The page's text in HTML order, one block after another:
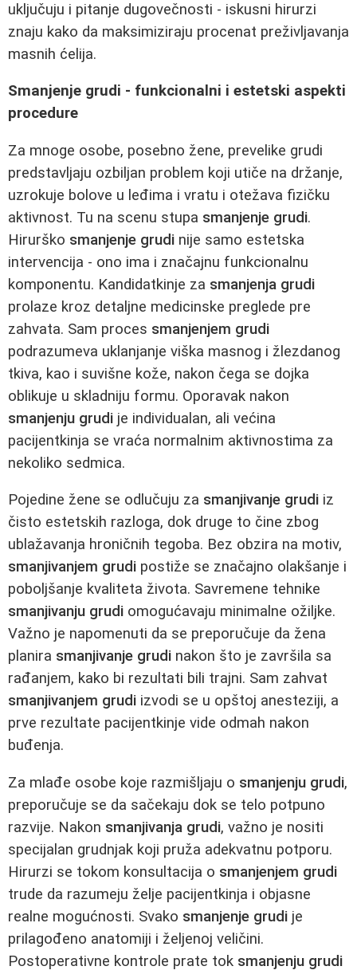
uključuju i pitanje dugovečnosti - iskusni hirurzi
znaju kako da maksimiziraju procenat preživljavanja
masnih ćelija.
Smanjenje grudi - funkcionalni i estetski aspekti
procedure
Za mnoge osobe, posebno žene, prevelike grudi
predstavljaju ozbiljan problem koji utiče na držanje,
uzrokuje bolove u leđima i vratu i otežava fizičku
aktivnost. Tu na scenu stupa smanjenje grudi.
Hirurško smanjenje grudi nije samo estetska
intervencija - ono ima i značajnu funkcionalnu
komponentu. Kandidatkinje za smanjenja grudi
prolaze kroz detaljne medicinske preglede pre
zahvata. Sam proces smanjenjem grudi
podrazumeva uklanjanje viška masnog i žlezdanog
tkiva, kao i suvišne kože, nakon čega se dojka
oblikuje u skladniju formu. Oporavak nakon
smanjenju grudi je individualan, ali većina
pacijentkinja se vraća normalnim aktivnostima za
nekoliko sedmica.
Pojedine žene se odlučuju za smanjivanje grudi iz
čisto estetskih razloga, dok druge to čine zbog
ublažavanja hroničnih tegoba. Bez obzira na motiv,
smanjivanjem grudi postiže se značajno olakšanje i
poboljšanje kvaliteta života. Savremene tehnike
smanjivanju grudi omogućavaju minimalne ožiljke.
Važno je napomenuti da se preporučuje da žena
planira smanjivanje grudi nakon što je završila sa
rađanjem, kako bi rezultati bili trajni. Sam zahvat
smanjivanjem grudi izvodi se u opštoj anesteziji, a
prve rezultate pacijentkinje vide odmah nakon
buđenja.
Za mlađe osobe koje razmišljaju o smanjenju grudi,
preporučuje se da sačekaju dok se telo potpuno
razvije. Nakon smanjivanja grudi, važno je nositi
specijalan grudnjak koji pruža adekvatnu potporu.
Hirurzi se tokom konsultacija o smanjenjem grudi
trude da razumeju želje pacijentkinja i objasne
realne mogućnosti. Svako smanjenje grudi je
prilagođeno anatomiji i željenoj veličini.
Postoperativne kontrole prate tok smanjenju grudi